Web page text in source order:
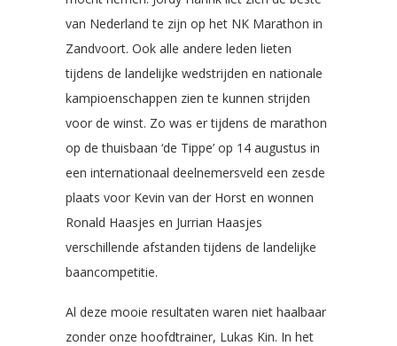
van Nederland te zijn op het NK Marathon in
Zandvoort. Ook alle andere leden lieten
tijdens de landelijke wedstrijden en nationale
kampioenschappen zien te kunnen strijden
voor de winst. Zo was er tijdens de marathon
op de thuisbaan ‘de Tippe’ op 14 augustus in
een internationaal deelnemersveld een zesde
plaats voor Kevin van der Horst en wonnen
Ronald Haasjes en Jurrian Haasjes
verschillende afstanden tijdens de landelijke
baancompetitie.
Al deze mooie resultaten waren niet haalbaar
zonder onze hoofdtrainer, Lukas Kin. In het